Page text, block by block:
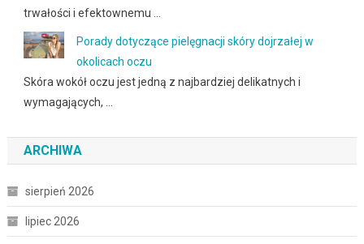
trwałości i efektownemu …
Porady dotyczące pielęgnacji skóry dojrzałej w
okolicach oczu
Skóra wokół oczu jest jedną z najbardziej delikatnych i
wymagających, …
ARCHIWA
sierpień 2026
lipiec 2026